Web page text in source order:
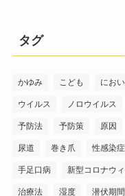
タグ
かゆみ こども におい
ウイルス ノロウイルス
予防法 予防策 原因
尿道 巻き爪 性感染症
手足口病 新型コロナウ
治療法 湿度 潜伏期間